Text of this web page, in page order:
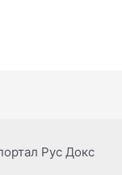
Рус Докс